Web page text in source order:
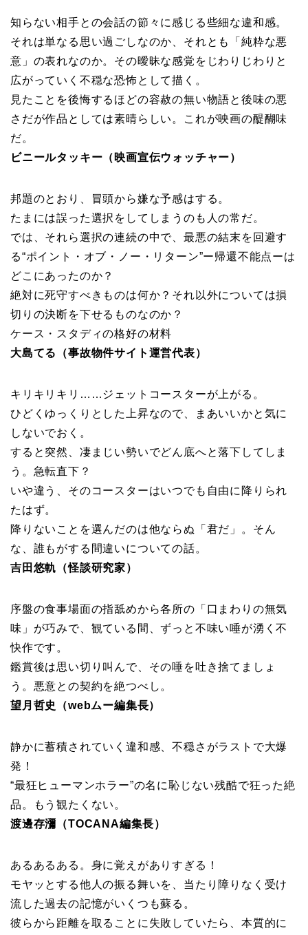
知らない相手との会話の節々に感じる些細な違和感。
それは単なる思い過ごしなのか、それとも「純粋な悪
意」の表れなのか。その曖昧な感覚をじわりじわりと
広がっていく不穏な恐怖として描く。
見たことを後悔するほどの容赦の無い物語と後味の悪
さだが作品としては素晴らしい。これが映画の醍醐味
だ。
ビニールタッキー（映画宣伝ウォッチャー）
邦題のとおり、冒頭から嫌な予感はする。
たまには誤った選択をしてしまうのも人の常だ。
では、それら選択の連続の中で、最悪の結末を回避す
る“ポイント・オブ・ノー・リターン”ー帰還不能点ーは
どこにあったのか？
絶対に死守すべきものは何か？それ以外については損
切りの決断を下せるものなのか？
ケース・スタディの格好の材料
大島てる（事故物件サイト運営代表）
キリキリキリ……ジェットコースターが上がる。
ひどくゆっくりとした上昇なので、まあいいかと気に
しないでおく。
すると突然、凄まじい勢いでどん底へと落下してしま
う。急転直下？
いや違う、そのコースターはいつでも自由に降りられ
たはず。
降りないことを選んだのは他ならぬ「君だ」。そん
な、誰もがする間違いについての話。
吉田悠軌（怪談研究家）
序盤の食事場面の指舐めから各所の「口まわりの無気
味」が巧みで、観ている間、ずっと不味い唾が湧く不
快作です。
鑑賞後は思い切り叫んで、その唾を吐き捨てましょ
う。悪意との契約を絶つべし。
望月哲史（webムー編集長）
静かに蓄積されていく違和感、不穏さがラストで大爆
発！
“最狂ヒューマンホラー”の名に恥じない残酷で狂った絶
品。もう観たくない。
渡邊存瀰（TOCANA編集長）
あるあるある。身に覚えがありすぎる！
モヤッとする他人の振る舞いを、当たり障りなく受け
流した過去の記憶がいくつも蘇る。
彼らから距離を取ることに失敗していたら、本質的に